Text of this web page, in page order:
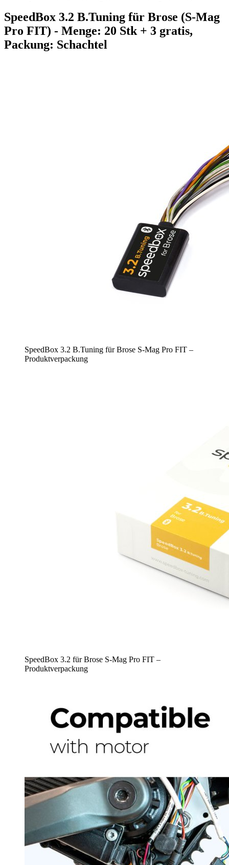
SpeedBox 3.2 B.Tuning für Brose (S-Mag
Pro FIT) - Menge: 20 Stk + 3 gratis,
Packung: Schachtel
SpeedBox 3.2 B.Tuning für Brose S-Mag Pro FIT –
Produktverpackung
SpeedBox 3.2 für Brose S-Mag Pro FIT –
Produktverpackung